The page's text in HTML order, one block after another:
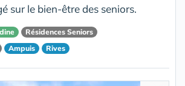
sur le bien-être des seniors.
Résidences Seniors
Ampuis Rives